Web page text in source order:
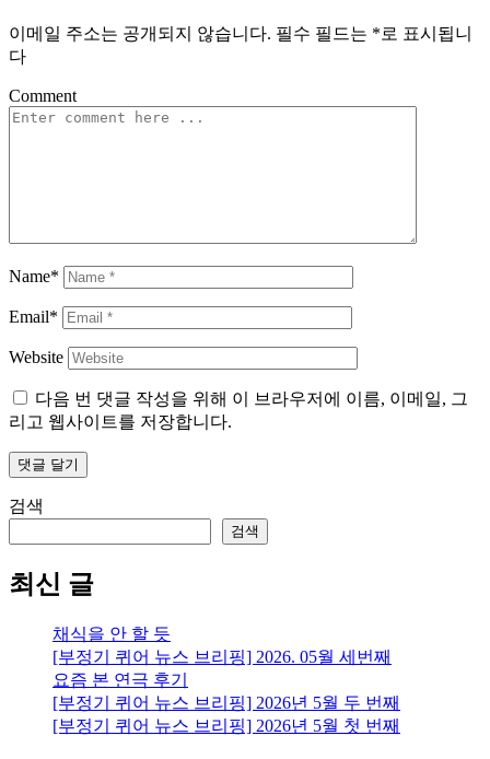
이메일 주소는 공개되지 않습니다. 필수 필드는 *로 표시됩니
다
Comment
Name*
Email*
Website
다음 번 댓글 작성을 위해 이 브라우저에 이름, 이메일, 그
리고 웹사이트를 저장합니다.
검색
검색
최신 글
채식을 안 할 듯
[부정기 퀴어 뉴스 브리핑] 2026. 05월 세번째
요즘 본 연극 후기
[부정기 퀴어 뉴스 브리핑] 2026년 5월 두 번째
[부정기 퀴어 뉴스 브리핑] 2026년 5월 첫 번째